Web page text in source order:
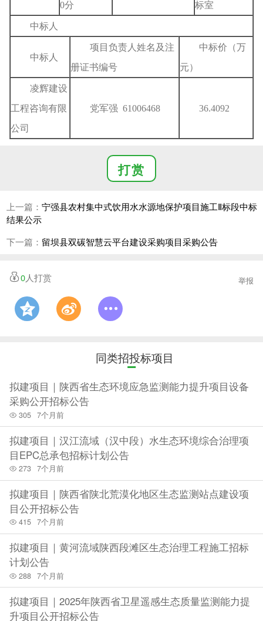
0分
标室
中标人
中标人
项目负责人姓名及注
册证书编号
中标价（万
元）
凌辉建设
工程咨询有限
公司
党军强 61006468 36.4092
打赏
上一篇： 宁强县农村集中式饮用水水源地保护项目施工Ⅱ标段中标
结果公示
下一篇： 留坝县双碳智慧云平台建设采购项目采购公告
0人打赏 举报
同类招投标项目
拟建项目｜陕西省生态环境应急监测能力提升项目设备
采购公开招标公告
305 7个月前
拟建项目｜汉江流域（汉中段）水生态环境综合治理项
目EPC总承包招标计划公告
273 7个月前
拟建项目｜陕西省陕北荒漠化地区生态监测站点建设项
目公开招标公告
415 7个月前
拟建项目｜黄河流域陕西段滩区生态治理工程施工招标
计划公告
288 7个月前
拟建项目｜2025年陕西省卫星遥感生态质量监测能力提
升项目公开招标公告